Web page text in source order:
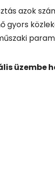
azok
üzembe